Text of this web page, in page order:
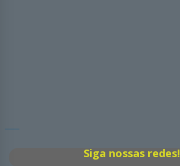
Siga nossas redes!